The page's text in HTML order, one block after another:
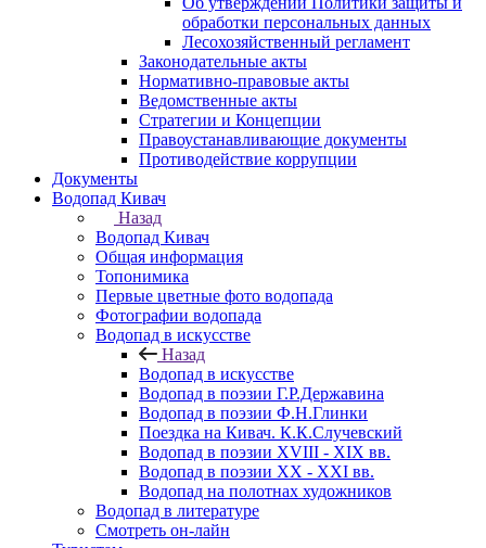
обработки персональных данных
Лесохозяйственный регламент
Законодательные акты
Нормативно-правовые акты
Ведомственные акты
Стратегии и Концепции
Правоустанавливающие документы
Противодействие коррупции
Документы
Водопад Кивач
Назад
Водопад Кивач
Общая информация
Топонимика
Первые цветные фото водопада
Фотографии водопада
Водопад в искусстве
Назад
Водопад в искусстве
Водопад в поэзии Г.Р.Державина
Водопад в поэзии Ф.Н.Глинки
Поездка на Кивач. К.К.Случевский
Водопад в поэзии XVIII - XIX вв.
Водопад в поэзии XX - XXI вв.
Водопад на полотнах художников
Водопад в литературе
Смотреть он-лайн